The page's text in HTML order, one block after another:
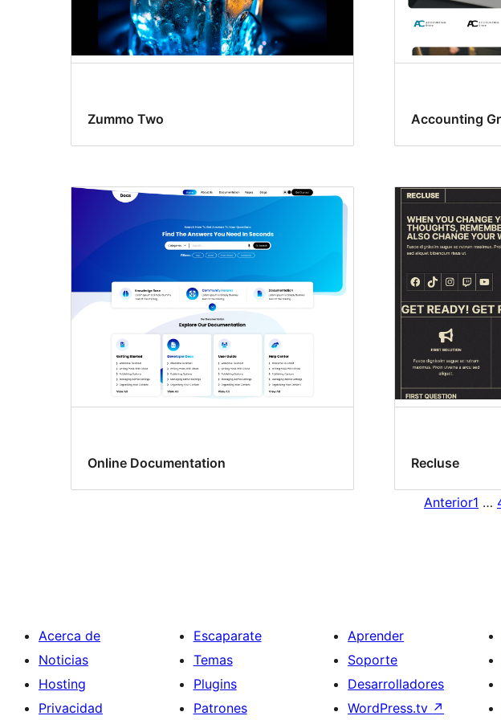
Zummo Two Accounting
Online Documentation Recluse
Anterior1 …
Acerca de
Noticias
Hosting
Privacidad
Escaparate
Temas
Plugins
Patrones
Aprender
Soporte
Desarrolladores
WordPress.tv ↗